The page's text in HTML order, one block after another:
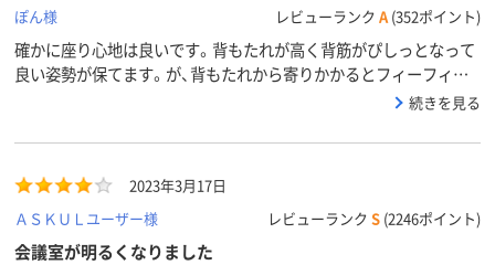
ぽん様
レビューランク A (352ポイント)
確かに座り心地は良いです。背もたれが高く背筋がぴしっとなって
良い姿勢が保てます。が、背もたれから寄りかかるとフィーフィー
キーキー音がして「なんの音？」と言われます。ボルトを締め直して
ら、音の出所を探す人まで現れて「椅子の背もたれの音です！」と毎
回言います。こればかりは最悪です。なので星2つです。
続きを見る
2023年3月17日
ＡＳＫＵＬユーザー様
レビューランク S (2246ポイント)
会議室が明るくなりました